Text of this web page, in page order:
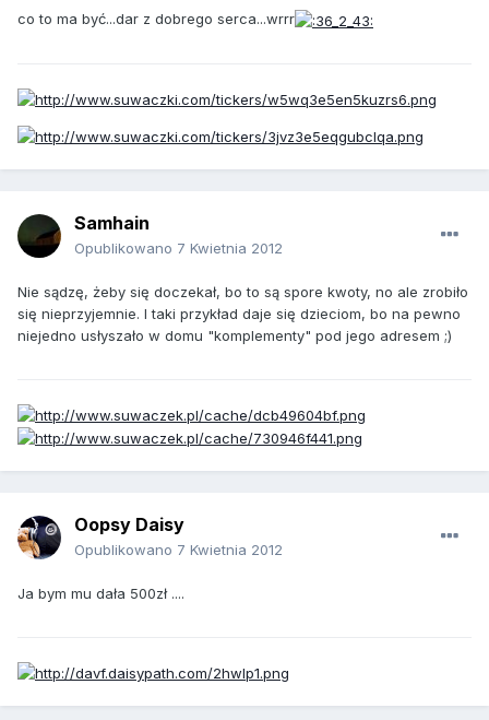
co to ma być...dar z dobrego serca...wrrr
Samhain
Opublikowano 7 Kwietnia 2012
Nie sądzę, żeby się doczekał, bo to są spore kwoty, no ale zrobiło
się nieprzyjemnie. I taki przykład daje się dzieciom, bo na pewno
niejedno usłyszało w domu "komplementy" pod jego adresem ;)
Oopsy Daisy
Opublikowano 7 Kwietnia 2012
Ja bym mu dała 500zł ....